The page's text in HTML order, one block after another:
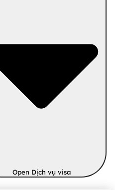
Open Dịch vụ visa